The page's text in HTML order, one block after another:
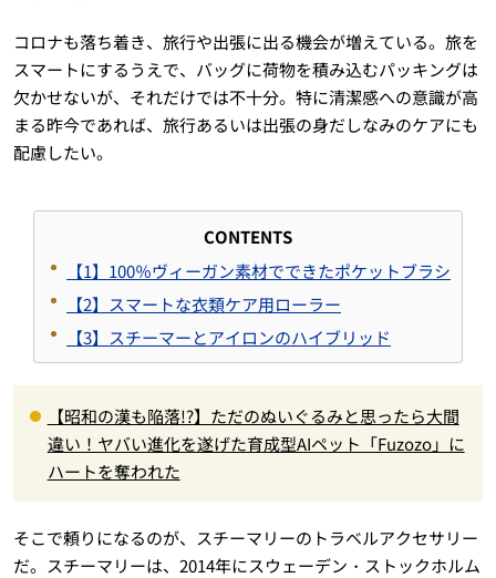
コロナも落ち着き、旅行や出張に出る機会が増えている。旅を
スマートにするうえで、バッグに荷物を積み込むパッキングは
欠かせないが、それだけでは不十分。特に清潔感への意識が高
まる昨今であれば、旅行あるいは出張の身だしなみのケアにも
配慮したい。
CONTENTS
【1】100％ヴィーガン素材でできたポケットブラシ
【2】スマートな衣類ケア用ローラー
【3】スチーマーとアイロンのハイブリッド
【昭和の漢も陥落!?】ただのぬいぐるみと思ったら大間
違い！ヤバい進化を遂げた育成型AIペット「Fuzozo」に
ハートを奪われた
そこで頼りになるのが、スチーマリーのトラベルアクセサリー
だ。スチーマリーは、2014年にスウェーデン・ストックホルム